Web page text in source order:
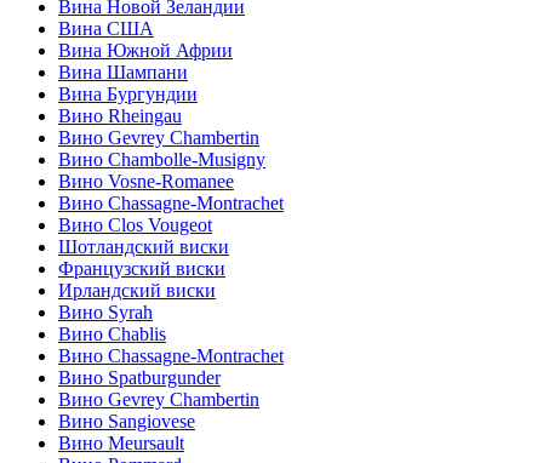
Вина Новой Зеландии
Вина США
Вина Южной Африи
Вина Шампани
Вина Бургундии
Вино Rheingau
Вино Gevrey Chambertin
Вино Chambolle-Musigny
Вино Vosne-Romanee
Вино Chassagne-Montrachet
Вино Clos Vougeot
Шотландский виски
Французский виски
Ирландский виски
Вино Syrah
Вино Chablis
Вино Chassagne-Montrachet
Вино Spatburgunder
Вино Gevrey Chambertin
Вино Sangiovese
Вино Meursault